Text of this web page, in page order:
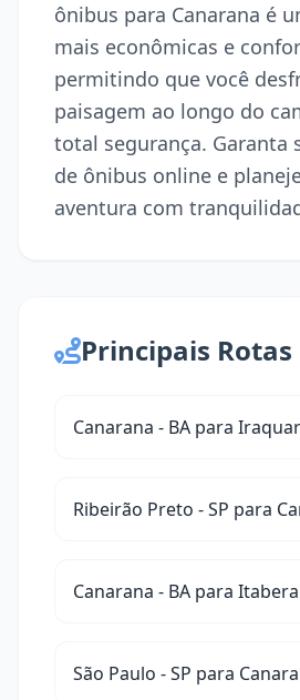
ônibus para Canarana é
mais econômicas e
permitindo que você
paisagem ao longo do
total segurança. Garanta
de ônibus online e
aventura com
Principais
Canarana - BA para
Ribeirão Preto - SP para
Canarana - BA para
São Paulo - SP para